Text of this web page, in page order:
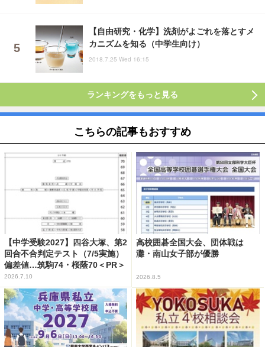
【自由研究・化学】洗剤がよごれを落とすメ
カニズムを知る（中学生向け）
2018.7.25 Wed 16:15
ランキングをもっと見る
こちらの記事もおすすめ
【中学受験2027】四谷大塚、第2
回合不合判定テスト（7/5実施）
偏差値…筑駒74・桜蔭70＜PR＞
2026.7.10
高校囲碁全国大会、団体戦は
灘・南山女子部が優勝
2026.8.5